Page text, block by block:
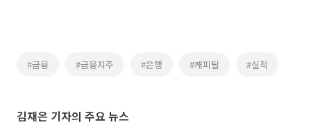
#금융 #금융지주 #은행 #캐피탈 #실적
김재은 기자의 주요 뉴스